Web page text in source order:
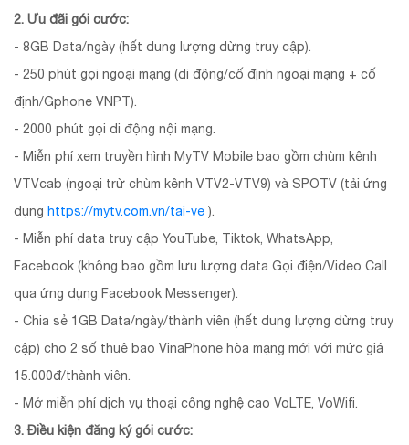
2. Ưu đãi gói cước:
- 8GB Data/ngày (hết dung lượng dừng truy cập).
- 250 phút gọi ngoại mạng (di động/cố định ngoại mạng + cố
định/Gphone VNPT).
- 2000 phút gọi di động nội mạng.
- Miễn phí xem truyền hình MyTV Mobile bao gồm chùm kênh
VTVcab (ngoại trừ chùm kênh VTV2-VTV9) và SPOTV (tải ứng
dụng https://mytv.com.vn/tai-ve ).
- Miễn phí data truy cập YouTube, Tiktok, WhatsApp,
Facebook (không bao gồm lưu lượng data Gọi điện/Video Call
qua ứng dụng Facebook Messenger).
- Chia sẻ 1GB Data/ngày/thành viên (hết dung lượng dừng truy
cập) cho 2 số thuê bao VinaPhone hòa mạng mới với mức giá
15.000đ/thành viên.
- Mở miễn phí dịch vụ thoại công nghệ cao VoLTE, VoWifi.
3. Điều kiện đăng ký gói cước: